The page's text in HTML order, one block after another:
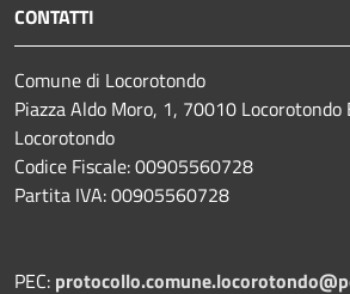
CONTATTI
Comune di Locorotondo
Piazza Aldo Moro, 1, 70010
Locorotondo
Codice Fiscale: 00905560728
Partita IVA: 00905560728
PEC: